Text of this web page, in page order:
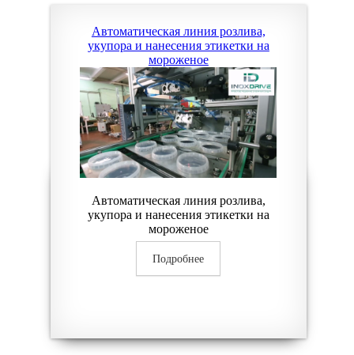
Автоматическая линия розлива,
укупора и нанесения этикетки на
мороженое
Автоматическая линия розлива,
укупора и нанесения этикетки на
мороженое
Подробнее